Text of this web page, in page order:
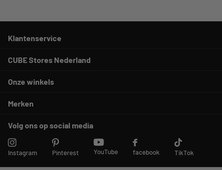
Klantenservice
CUBE Stores Nederland
Onze winkels
Merken
Volg ons op social media
Instagram Pinterest YouTube facebook TikTok